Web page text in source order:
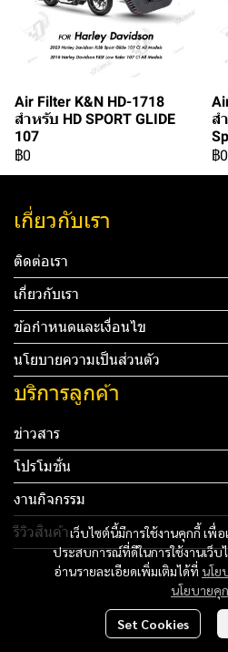
Air Filter K&N HD-1718
สำหรับ HD SPORT GLIDE
107
฿0
ส
฿0
เว็บไซต์นี้มีการใช้งานคุกกี้ เพื่
ประสบการณ์ที่ดีในการใช้งานเว็
อ่านรายละเอียดเพิ่มเติมได้ที่ นโย
นโยบายคุ
Set Cookies
เกี่ยวกับเรา
ติดต่อเรา
เกี่ยวกับเรา
ข้อกำหนดและเงื่อนไข
นโยบายความเป็นส่วนตัว
บริการลูกค้า
ข่าวสาร
โปรโมชั่น
งานกิจกรรม
รีวิวสินค้า
Tel: 012 345 67890 Email: